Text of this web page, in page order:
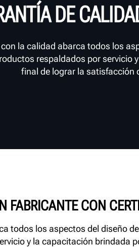
DE
la calidad abarca todos los
respaldados por servicio
final de lograr la satisfacción
FABRICANTE CON
todos los aspectos del diseño
y la capacitación brindada